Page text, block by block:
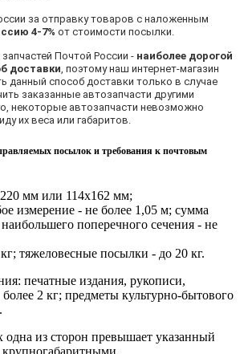
за отправку товаров с наложенным
4-7% от стоимости посылки.
Почтой России - наиболее дорогой
доставки , поэтому наш интернет-магазин
данный способ доставки только в случае
заказанные автозапчасти другими
некоторые автозапчасти невозможно
их веса или габаритов.
посылок и требования к почтовым
мм или 114х162 мм;
измерение - не более 1,05 м; сумма
поперечного сечения - не
тяжеловесные посылки - до 20 кг.
печатные издания, рукописи,
2 кг; предметы культурно-бытового
из сторон превышает указанный
крупногабаритными.